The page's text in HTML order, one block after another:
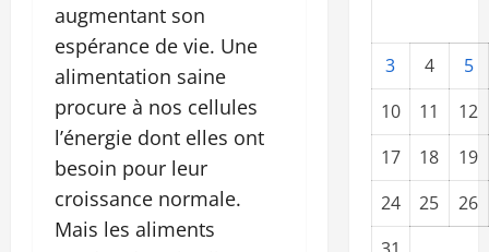
augmentant son
espérance de vie. Une
alimentation saine
procure à nos cellules
l’énergie dont elles ont
besoin pour leur
croissance normale.
Mais les aliments
3 4
5
10
11
12
17
18
19
24
25
26